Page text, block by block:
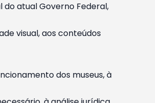
atual Governo Federal,
visual, aos conteúdos
dos museus, à